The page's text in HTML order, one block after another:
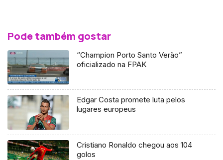
Pode também gostar
“Champion Porto Santo Verão”
oficializado na FPAK
Edgar Costa promete luta pelos
lugares europeus
Cristiano Ronaldo chegou aos 104
golos